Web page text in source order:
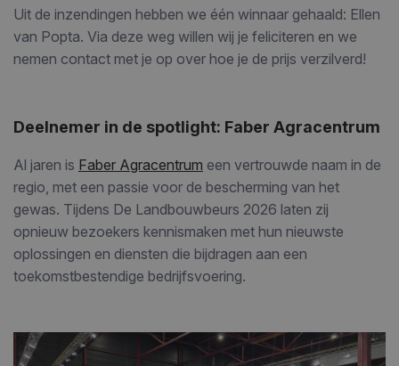
Uit de inzendingen hebben we één winnaar gehaald: Ellen
van Popta. Via deze weg willen wij je feliciteren en we
nemen contact met je op over hoe je de prijs verzilverd!
Deelnemer in de spotlight: Faber Agracentrum
Al jaren is Faber Agracentrum een vertrouwde naam in de
regio, met een passie voor de bescherming van het
gewas. Tijdens De Landbouwbeurs 2026 laten zij
opnieuw bezoekers kennismaken met hun nieuwste
oplossingen en diensten die bijdragen aan een
toekomstbestendige bedrijfsvoering.